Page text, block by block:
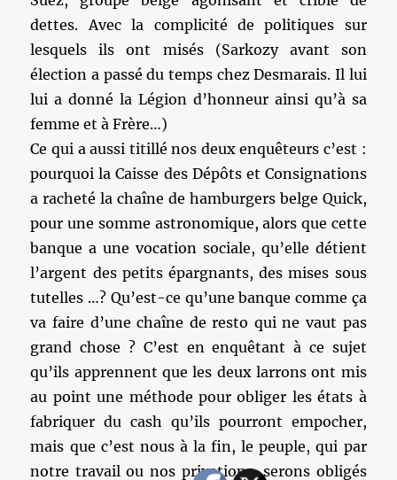
dettes. Avec la complicité de politiques sur
lesquels ils ont misés (Sarkozy avant son
élection a passé du temps chez Desmarais. Il lui
lui a donné la Légion d’honneur ainsi qu’à sa
femme et à Frère…)
Ce qui a aussi titillé nos deux enquêteurs c’est :
pourquoi la Caisse des Dépôts et Consignations
a racheté la chaîne de hamburgers belge Quick,
pour une somme astronomique, alors que cette
banque a une vocation sociale, qu’elle détient
l’argent des petits épargnants, des mises sous
tutelles …? Qu’est-ce qu’une banque comme ça
va faire d’une chaîne de resto qui ne vaut pas
grand chose ? C’est en enquêtant à ce sujet
qu’ils apprennent que les deux larrons ont mis
au point une méthode pour obliger les états à
fabriquer du cash qu’ils pourront empocher,
mais que c’est nous à la fin, le peuple, qui par
notre travail ou nos privations, serons obligés